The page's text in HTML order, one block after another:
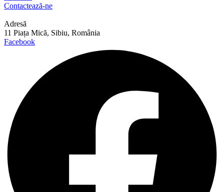
Contactează-ne
Adresă
11 Piața Mică, Sibiu, România
Facebook